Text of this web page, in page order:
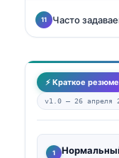
Часто
⚡ Краткое резюме
v1.0 — 26 апреля